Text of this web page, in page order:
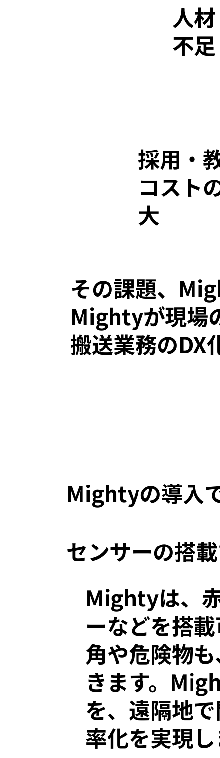
​人材
不足
採用・
コスト
大
Mightyの導入
センサーの搭
Mightyは、
ーなどを搭
角や危険物
きます。
を、遠隔地
率化を実現
その課題、
Mightyが現場
搬送業務のDX